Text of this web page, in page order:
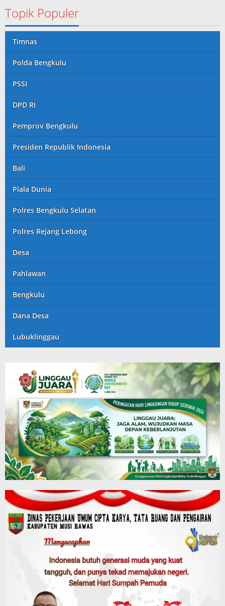
Topik Populer
Timnas
Polda Bengkulu
PSSI
DPD RI
Pemprov Bengkulu
Presiden Republik Indonesia
Bali
Piala Dunia
Polres Bengkulu Selatan
Polres Rejang Lebong
Desa
Pahlawan
Bengkulu
Dana Desa
Lubuklinggau